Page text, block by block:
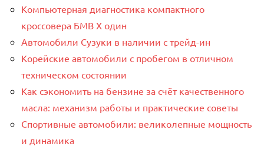
Компьютерная диагностика компактного
кроссовера БМВ Х один
Автомобили Сузуки в наличии с трейд-ин
Корейские автомобили с пробегом в отличном
техническом состоянии
Как сэкономить на бензине за счёт качественного
масла: механизм работы и практические советы
Спортивные автомобили: великолепные мощность
и динамика